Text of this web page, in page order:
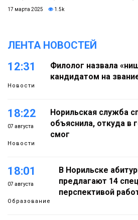
17 марта 2025 1.5k
ЛЕНТА НОВОСТЕЙ
12:31
Новости
Филолог назвала
кандидатом на
18:22
07 августа
Новости
Норильская служба
объяснила, откуда в
смог
18:01
07 августа
Образование
В Норильске
предлагают 14
перспективой